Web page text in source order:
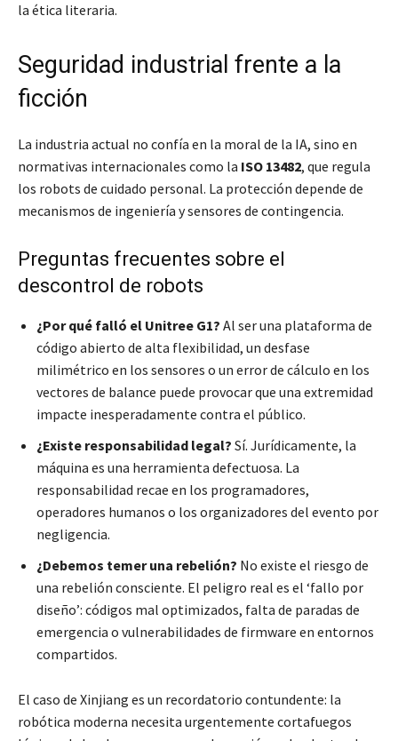
la ética literaria.
Seguridad industrial frente a la
ficción
La industria actual no confía en la moral de la IA, sino en
normativas internacionales como la ISO 13482, que regula
los robots de cuidado personal. La protección depende de
mecanismos de ingeniería y sensores de contingencia.
Preguntas frecuentes sobre el
descontrol de robots
¿Por qué falló el Unitree G1? Al ser una plataforma de
código abierto de alta flexibilidad, un desfase
milimétrico en los sensores o un error de cálculo en los
vectores de balance puede provocar que una extremidad
impacte inesperadamente contra el público.
¿Existe responsabilidad legal? Sí. Jurídicamente, la
máquina es una herramienta defectuosa. La
responsabilidad recae en los programadores,
operadores humanos o los organizadores del evento por
negligencia.
¿Debemos temer una rebelión? No existe el riesgo de
una rebelión consciente. El peligro real es el ‘fallo por
diseño’: códigos mal optimizados, falta de paradas de
emergencia o vulnerabilidades de firmware en entornos
compartidos.
El caso de Xinjiang es un recordatorio contundente: la
robótica moderna necesita urgentemente cortafuegos